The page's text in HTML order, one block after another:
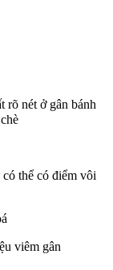
nét ở gân bánh
có điểm vôi
viêm gân